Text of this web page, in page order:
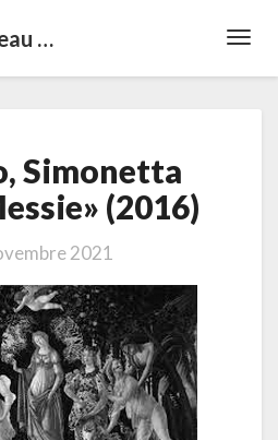
…
Simonetta
«Black
Messie»
Simonetta
(2016)
2021